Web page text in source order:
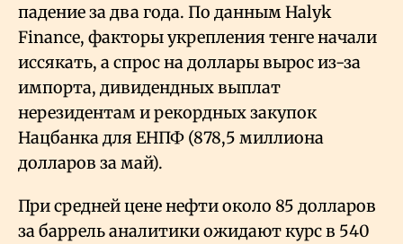
падение за два года. По данным Halyk
Finance, факторы укрепления тенге начали
иссякать, а спрос на доллары вырос из-за
импорта, дивидендных выплат
нерезидентам и рекордных закупок
Нацбанка для ЕНПФ (878,5 миллиона
долларов за май).
При средней цене нефти около 85 долларов
за баррель аналитики ожидают курс в 540